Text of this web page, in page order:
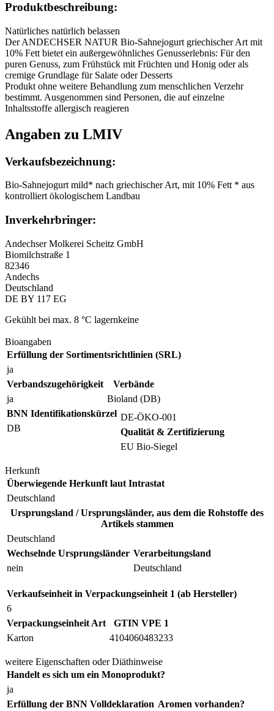
Produktbeschreibung:
Natürliches natürlich belassen
Der ANDECHSER NATUR Bio-Sahnejogurt griechischer Art mit
10% Fett bietet ein außergewöhnliches Genusserlebnis: Für den
puren Genuss, zum Frühstück mit Früchten und Honig oder als
cremige Grundlage für Salate oder Desserts
Produkt ohne weitere Behandlung zum menschlichen Verzehr
bestimmt. Ausgenommen sind Personen, die auf einzelne
Inhaltsstoffe allergisch reagieren
Angaben zu LMIV
Verkaufsbezeichnung:
Bio-Sahnejogurt mild* nach griechischer Art, mit 10% Fett * aus
kontrolliert ökologischem Landbau
Inverkehrbringer:
Andechser Molkerei Scheitz GmbH
Biomilchstraße 1
82346
Andechs
Deutschland
DE BY 117 EG
Gekühlt bei max. 8 °C lagernkeine
Bioangaben
Erfüllung der Sortimentsrichtlinien (SRL)
ja
Verbandszugehörigkeit
ja
Verbände
Bioland (DB)
BNN Identifikationskürzel
DB
DE-ÖKO-001
Qualität & Zertifizierung
EU Bio-Siegel
Herkunft
Überwiegende Herkunft laut Intrastat
Deutschland
Ursprungsland / Ursprungsländer, aus dem die Rohstoffe des
Artikels stammen
Deutschland
Wechselnde Ursprungsländer
nein
Verarbeitungsland
Deutschland
Verkaufseinheit in Verpackungseinheit 1 (ab Hersteller)
6
Verpackungseinheit Art
Karton
GTIN VPE 1
4104060483233
weitere Eigenschaften oder Diäthinweise
Handelt es sich um ein Monoprodukt?
ja
Erfüllung der BNN Volldeklaration Aromen vorhanden?